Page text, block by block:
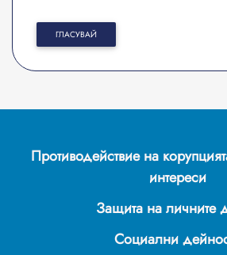
ГЛАСУВАЙ
Противодействие на
интереси
Защита на личните
Социални